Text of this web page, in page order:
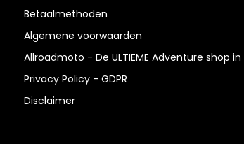
Betaalmethoden
Algemene voorwaarden
Allroadmoto - De ULTIEME Adventure shop in
Privacy Policy - GDPR
Disclaimer